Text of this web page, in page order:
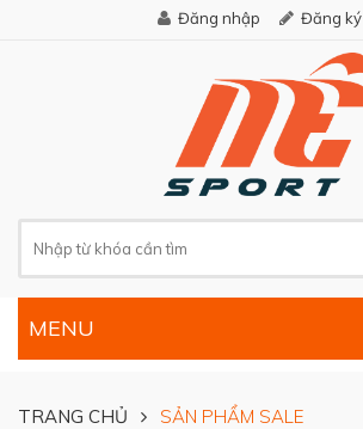
Đăng nhập Đăng ký
MENU
TRANG CHỦ SẢN PHẨM SALE